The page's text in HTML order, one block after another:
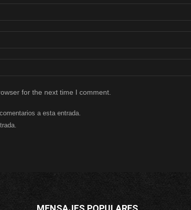
for the next time I comment.
a esta entrada.